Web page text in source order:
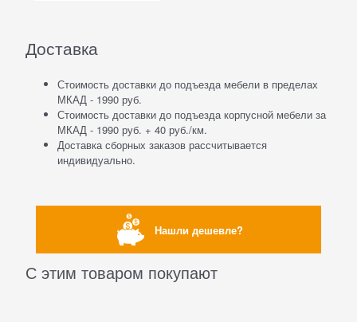
Доставка
Стоимость доставки до подъезда мебели в пределах
МКАД - 1990 руб.
Стоимость доставки до подъезда корпусной мебели за
МКАД - 1990 руб. + 40 руб./км.
Доставка сборных заказов рассчитывается
индивидуально.
Нашли дешевле?
С этим товаром покупают